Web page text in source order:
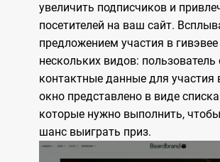
увеличить подписчиков и
посетителей на ваш сайт.
предложением участия в
нескольких видов: пользователь
контактные данные для
окно представлено в виде
которые нужно выполнить,
шанс выиграть приз.